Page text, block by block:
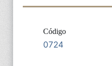
Código
0724